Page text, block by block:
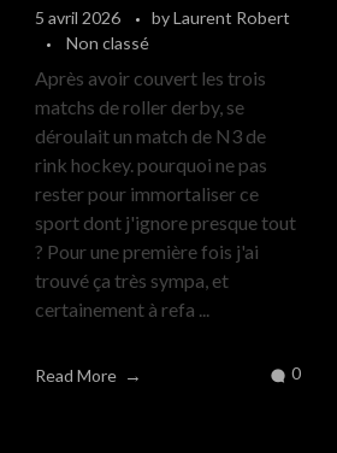
5 avril 2026 byLaurent Robert
Non classé
Après avoir couvert les trois
matchs de roller derby, se
déroulait un match de N3 de
rink hockey. pourquoi ne pas
rester pour immortaliser ce
sport dont j'ignore presque tout
? Pour une première fois j'ai
trouvé ça très sympa, et
certainement à refa ...
Read More 0